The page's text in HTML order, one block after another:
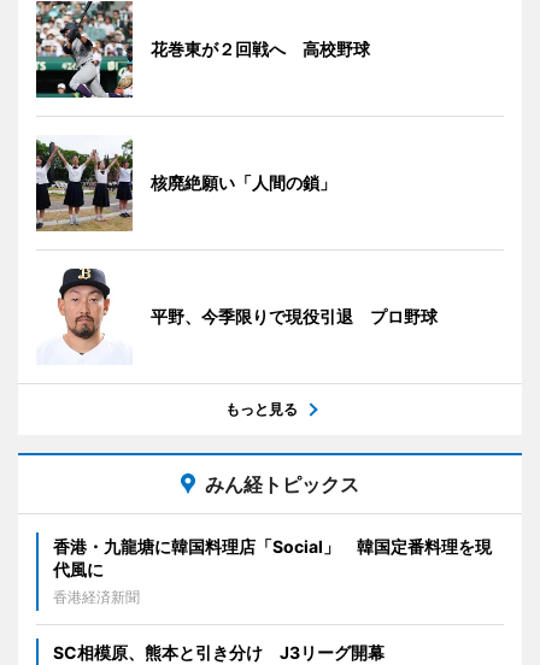
花巻東が２回戦へ 高校野球
核廃絶願い「人間の鎖」
平野、今季限りで現役引退 プロ野球
もっと見る
みん経トピックス
香港・九龍塘に韓国料理店「Social」 韓国定番料理を現
代風に
香港経済新聞
SC相模原、熊本と引き分け J3リーグ開幕